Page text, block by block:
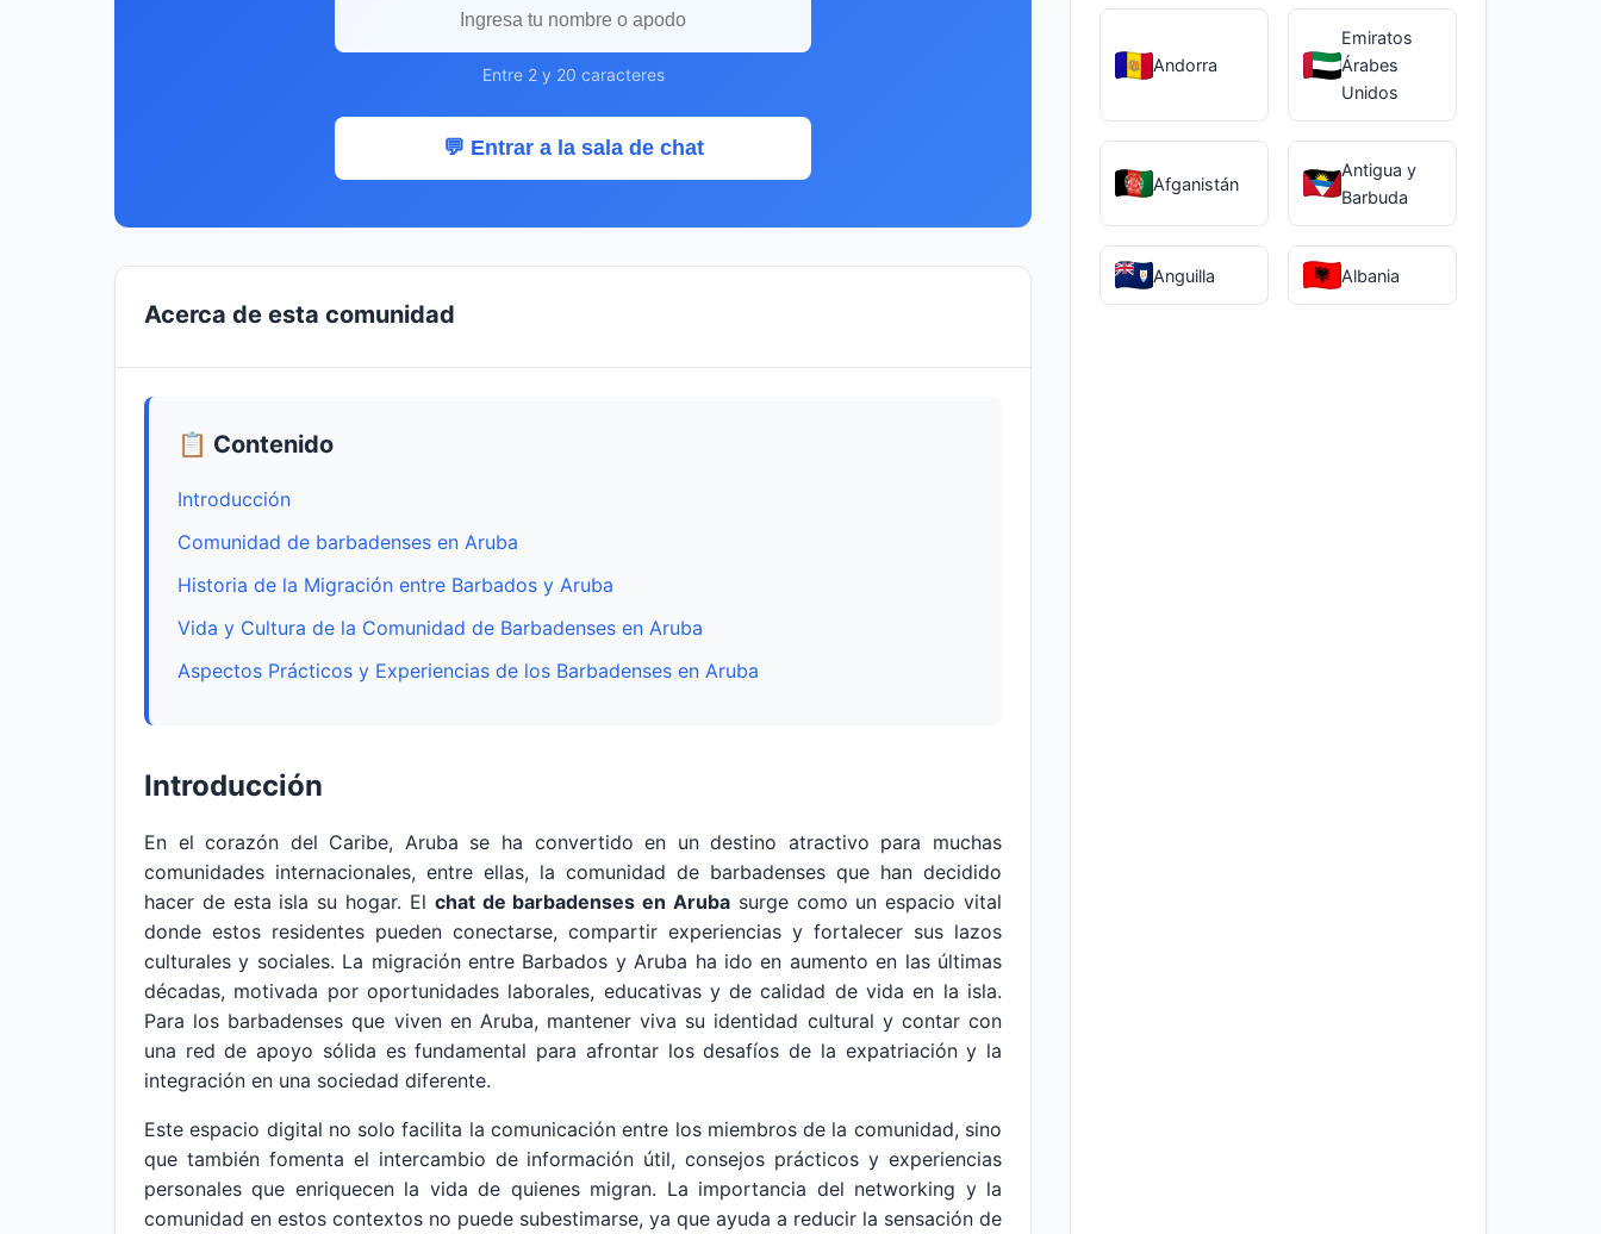
Entre 2 y 20 caracteres
💬 Entrar a la sala de chat
Acerca de esta comunidad
📋 Contenido
Introducción
Comunidad de barbadenses en Aruba
Historia de la Migración entre Barbados y Aruba
Vida y Cultura de la Comunidad de Barbadenses en Aruba
Aspectos Prácticos y Experiencias de los Barbadenses en Aruba
Introducción
En el corazón del Caribe, Aruba se ha convertido en un destino atractivo para muchas
comunidades internacionales, entre ellas, la comunidad de barbadenses que han decidido
hacer de esta isla su hogar. El chat de barbadenses en Arubasurge como un espacio vital
donde estos residentes pueden conectarse, compartir experiencias y fortalecer sus lazos
culturales y sociales. La migración entre Barbados y Aruba ha ido en aumento en las últimas
décadas, motivada por oportunidades laborales, educativas y de calidad de vida en la isla.
Para los barbadenses que viven en Aruba, mantener viva su identidad cultural y contar con
una red de apoyo sólida es fundamental para afrontar los desafíos de la expatriación y la
integración en una sociedad diferente.
Este espacio digital no solo facilita la comunicación entre los miembros de la comunidad, sino
que también fomenta el intercambio de información útil, consejos prácticos y experiencias
personales que enriquecen la vida de quienes migran. La importancia del networking y la
comunidad en estos contextos no puede subestimarse, ya que ayuda a reducir la sensación de
Andorra
Emiratos
Árabes
Unidos
Afganistán
Antigua y
Barbuda
Anguilla Albania